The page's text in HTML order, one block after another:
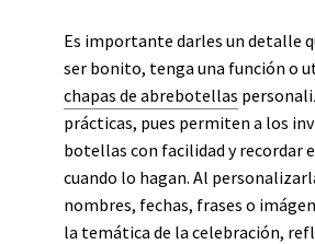
Es importante darles un detalle
ser bonito, tenga una función o
chapas de abrebotellas
prácticas, pues permiten a los
botellas con facilidad y recordar
cuando lo hagan. Al
nombres, fechas, frases o
la temática de la celebración,